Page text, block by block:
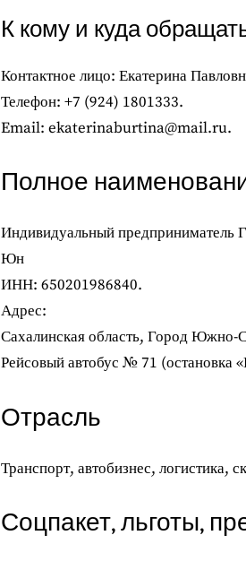
К кому и куда
Контактное лицо: Екатерина
Телефон: +7 (924) 1801333.
Email: ekaterinaburtina@mail.ru.
Полное
Индивидуальный предприниматель
Юн
ИНН: 650201986840.
Адрес:
Сахалинская область, Город Южно-
Рейсовый автобус № 71 (остановка
Отрасль
Транспорт, автобизнес, логистика,
Соцпакет, льготы,